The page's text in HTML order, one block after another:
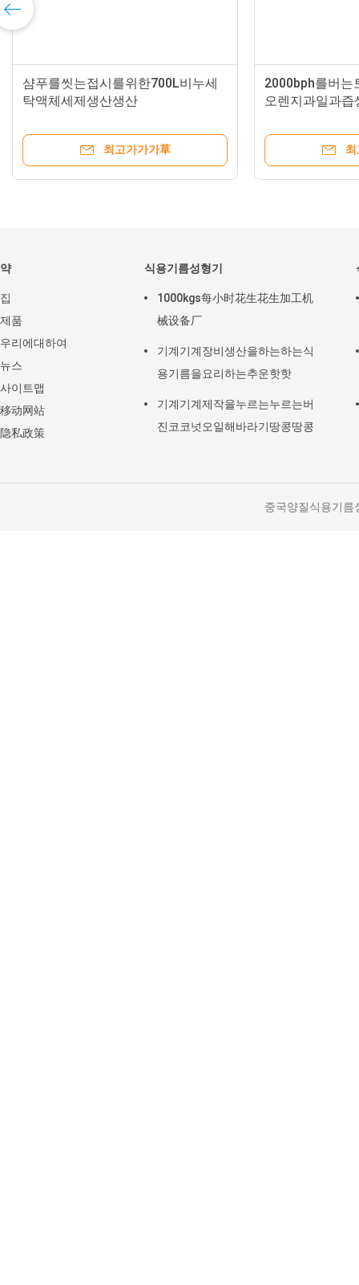
샴푸를씻는접시를위한700L비누세
탁액체세제생산생산
최고가가가草
2000bph를버는
오렌지과일과즙
약
집
제품
우리에대하여
뉴스
사이트맵
移动网站
隐私政策
식용기름성형기
1000kgs每小时花生花生加工机
械设备厂
기계기계장비생산을하는하는식
용기름을요리하는추운핫핫
기계기계제작을누르는누르는버
진코코넛오일해바라기땅콩땅콩
중국양질식용기